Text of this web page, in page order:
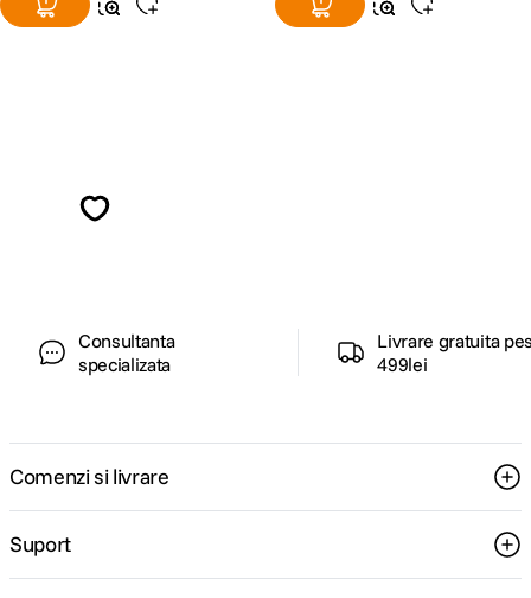
Consultanta
specializata
Livrare gratuita
499lei
Comenzi si livrare
Suport